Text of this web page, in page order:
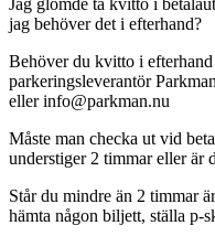
Jag glömde ta kvitto i
jag behöver det i efterhand?
Behöver du kvitto i
parkeringsleverantör
eller info@parkman.nu
Måste man checka ut vid
understiger 2 timmar eller är
Står du mindre än 2 timmar
hämta någon biljett, ställa p-